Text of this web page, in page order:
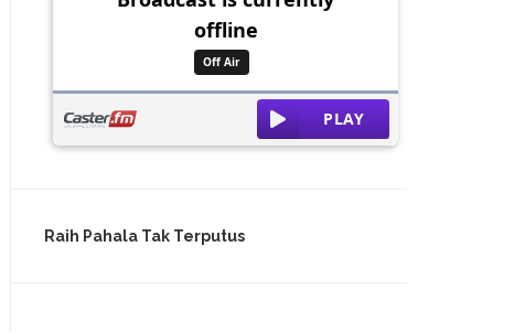
Raih Pahala Tak Terputus